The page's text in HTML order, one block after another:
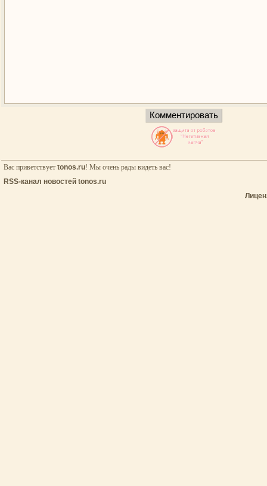
Вас приветствует tonos.ru! Мы очень рады видеть вас!
RSS-канал новостей tonos.ru